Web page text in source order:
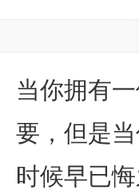
当你拥有
要，但是
时候早已